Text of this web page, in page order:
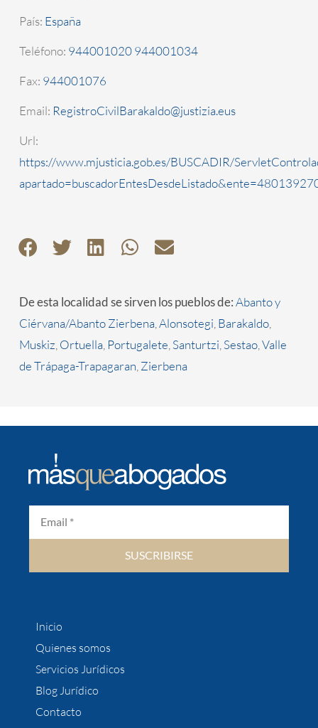
País: España
Teléfono: 944001020 944001034
Fax: 944001076
Email: RegistroCivilBarakaldo@justizia.eus
Url:
https://www.mjusticia.gob.es/BUSCADIR/
De esta localidad se sirven los pueblos de:Abanto y
Ciérvana/Abanto Zierbena,Alonsotegi,Barakaldo,
Muskiz,Ortuella, Portugalete,Santurtzi,Sestao,Valle
de Trápaga-Trapagaran,Zierbena
SUSCRIBIRSE
Inicio
Quienes somos
Servicios Jurídicos
Blog Jurídico
Contacto